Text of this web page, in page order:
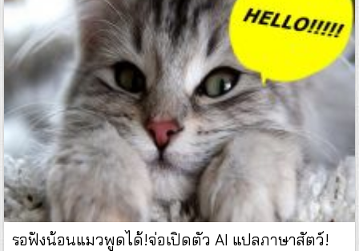
รอฟังน้อนแมวพูดได้!จ่อเปิดตัว AI แปลภาษาสัตว์!